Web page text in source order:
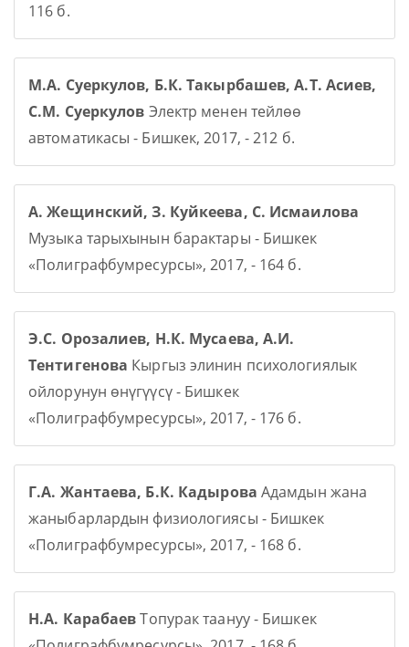
116 б.
М.А. Суеркулов, Б.К. Такырбашев, А.Т. Асиев,
С.М. Суеркулов Электр менен тейлөө
автоматикасы - Бишкек, 2017, - 212 б.
А. Жещинский, З. Куйкеева, С. Исмаилова
Музыка тарыхынын барактары - Бишкек
«Полиграфбумресурсы», 2017, - 164 б.
Э.С. Орозалиев, Н.К. Мусаева, А.И.
Тентигенова Кыргыз элинин психологиялык
ойлорунун өнүгүүсү - Бишкек
«Полиграфбумресурсы», 2017, - 176 б.
Г.А. Жантаева, Б.К. Кадырова Адамдын жана
жаныбарлардын физиологиясы - Бишкек
«Полиграфбумресурсы», 2017, - 168 б.
Н.А. КарабаевТопурак таануу - Бишкек